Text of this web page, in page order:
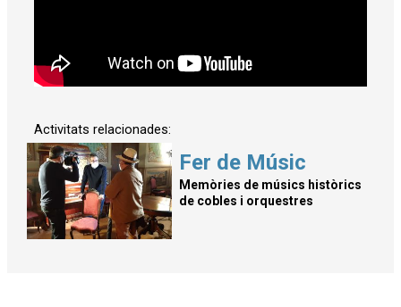
Activitats relacionades:
Fer de Músic
Memòries de músics històrics
de cobles i orquestres